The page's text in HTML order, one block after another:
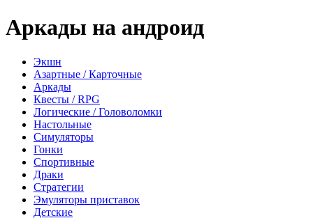
Аркады на андроид
Экшн
Азартные / Карточные
Аркады
Квесты / RPG
Логические / Головоломки
Настольные
Симуляторы
Гонки
Спортивные
Драки
Стратегии
Эмуляторы приставок
Детские